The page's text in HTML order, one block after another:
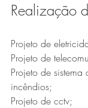
Realização
Projeto de
Projeto de
Projeto de
incêndios;
Projeto de cctv;